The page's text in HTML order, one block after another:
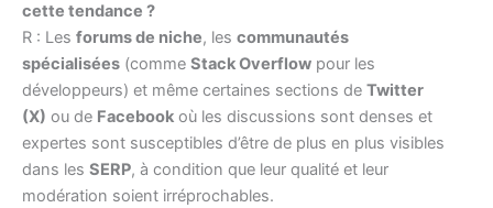
cette tendance ?
R : Les forums de niche, les communautés
spécialisées (comme Stack Overflow pour les
développeurs) et même certaines sections de Twitter
(X) ou de Facebook où les discussions sont denses et
expertes sont susceptibles d’être de plus en plus visibles
dans les SERP, à condition que leur qualité et leur
modération soient irréprochables.